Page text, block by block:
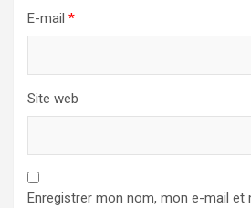
E-mail *
Site web
Enregistrer mon nom, mon e-mail et